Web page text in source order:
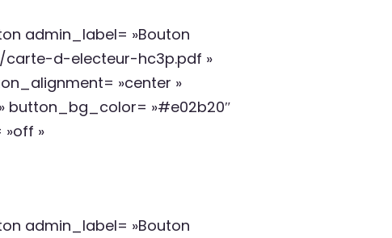
admin_label= »Bouton
carte-d-electeur-hc3p.pdf »
»center »
button_bg_color= »#e02b20″
»
admin_label= »Bouton